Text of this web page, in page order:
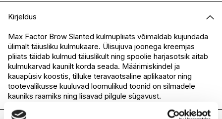
I.L.U. Kristiine
I.L.U. Ülemiste
Ei ole saadaval
I.L.U. Rocca
Ei ole saadaval
I.L.U. Lõunakeskus
Ei ole saadaval
I.L.U. Pärnu
Ei ole saadaval
Kirjeldus
Max Factor Brow Slanted kulmupliiats võimaldab kujundada
ülimalt täiusliku kulmukaare. Ülisujuva joonega kreemjas
pliiats täidab kulmud täiuslikult ning spoolie harjasotsik aitab
kulmukarvad kaunilt korda seada. Määrimiskindel ja
kauapüsiv koostis, tilluke teravaotsaline aplikaator ning
tootevalikusse kuuluvad loomulikud toonid on silmadele
kauniks raamiks ning lisavad pilgule sügavust.